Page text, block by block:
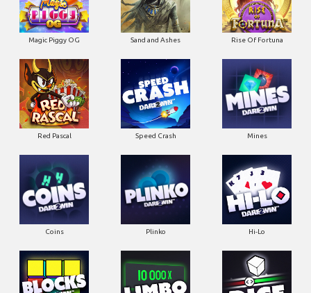
Magic Piggy OG Sand and Ashes Rise Of Fortuna
Red Pascal Speed Crash Mines
Coins Plinko Hi-Lo